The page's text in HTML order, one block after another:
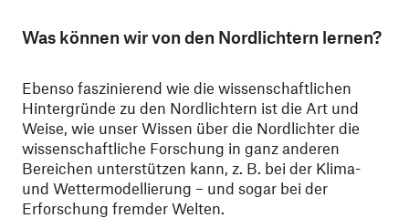
Was können wir von den Nordlichtern lernen?
Ebenso faszinierend wie die wissenschaftlichen
Hintergründe zu den Nordlichtern ist die Art und
Weise, wie unser Wissen über die Nordlichter die
wissenschaftliche Forschung in ganz anderen
Bereichen unterstützen kann, z. B. bei der Klima-
und Wettermodellierung – und sogar bei der
Erforschung fremder Welten.